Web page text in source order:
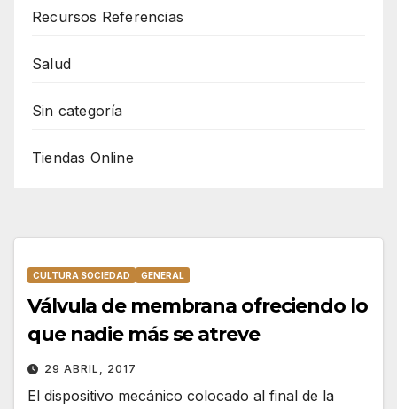
Recursos Referencias
Salud
Sin categoría
Tiendas Online
CULTURA SOCIEDAD GENERAL
Válvula de membrana ofreciendo lo
que nadie más se atreve
29 ABRIL, 2017
El dispositivo mecánico colocado al final de la